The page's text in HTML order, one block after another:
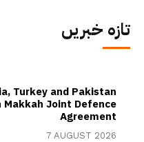
تازہ خبریں
Turkey and Pakistan
Makkah Joint Defence
Agreement
7 AUGUST 2026